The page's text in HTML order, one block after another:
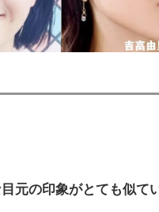
元の印象がとても似て